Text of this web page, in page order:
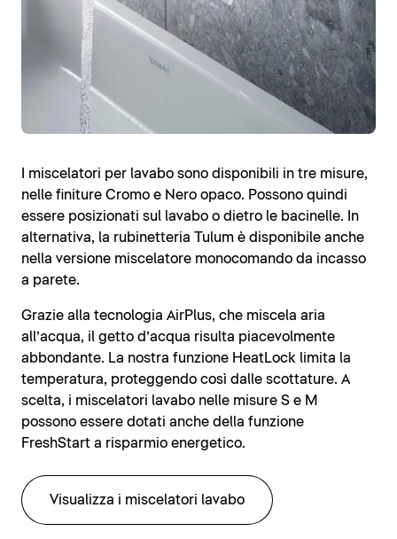
I miscelatori per lavabo sono disponibili in tre misure,
nelle finiture Cromo e Nero opaco. Possono quindi
essere posizionati sul lavabo o dietro le bacinelle. In
alternativa, la rubinetteria Tulum è disponibile anche
nella versione miscelatore monocomando da incasso
a parete.
Grazie alla tecnologia AirPlus, che miscela aria
all’acqua, il getto d’acqua risulta piacevolmente
abbondante. La nostra funzione HeatLock limita la
temperatura, proteggendo così dalle scottature. A
scelta, i miscelatori lavabo nelle misure S e M
possono essere dotati anche della funzione
FreshStart a risparmio energetico.
Visualizza i miscelatori lavabo